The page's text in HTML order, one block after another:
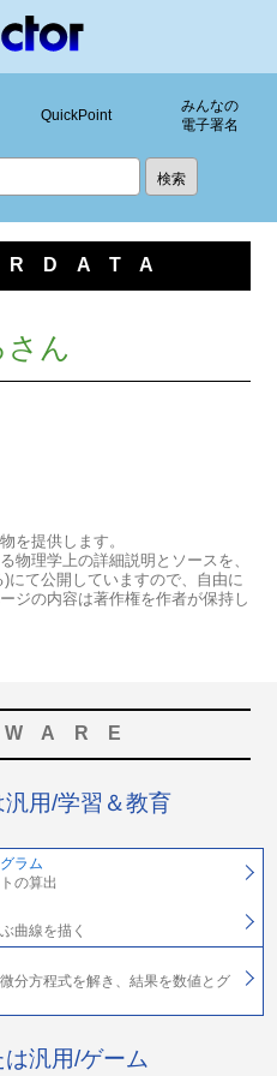
QuickPoint
みんなの
電子署名
さん
を提供します。
物理学上の詳細説明とソースを、
にて公開していますので、自由に
ジの内容は著作権を作者が保持し
用/学習＆教育
ラム
の算出
曲線を描く
分方程式を解き、結果を数値とグ
汎用/ゲーム